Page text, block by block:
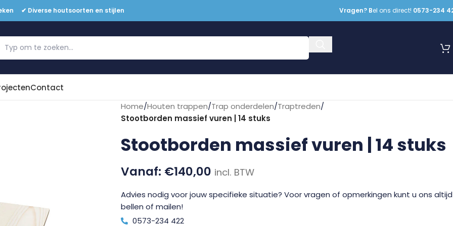
✔ Diverse houtsoorten en stijlen Vragen? Bel ons direct! 0573-234
Contact
Home/Houten trappen/Trap onderdelen/Traptreden/
Stootborden massief vuren | 14 stuks
Stootborden massief vuren | 14 stuks
€140,00 incl. BTW
Advies nodig voor jouw specifieke situatie? Voor vragen of opmerkingen kunt u ons altijd
bellen of mailen!
0573-234 422